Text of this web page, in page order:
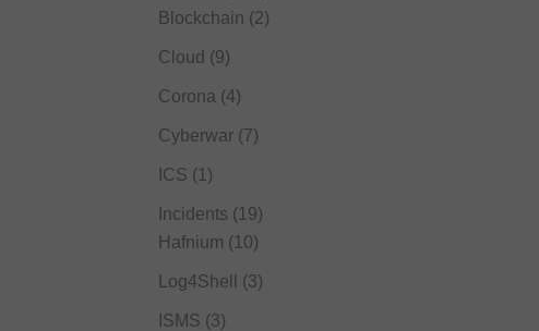
Blockchain (2)
Cloud (9)
Corona (4)
Cyberwar(7)
ICS (1)
Incidents (19)
Hafnium (10)
Log4Shell (3)
ISMS (3)